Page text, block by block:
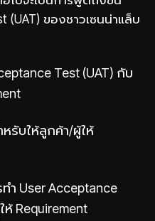
(UAT) ของชาวเซนน่าแล็บ
Test (UAT) กับ
หรับให้ลูกค้า/ผู้ให้
ำ User Acceptance
ห้ Requirement